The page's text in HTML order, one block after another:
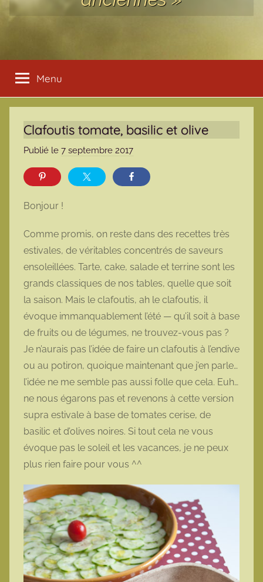
Menu
Clafoutis tomate, basilic et olive
Publié le 7 septembre 2017
a
o
t
e
Bonjour !
Comme promis, on reste dans des recettes très
estivales, de véritables concentrés de saveurs
ensoleillées. Tarte, cake, salade et terrine sont les
grands classiques de nos tables, quelle que soit
la saison. Mais le clafoutis, ah le clafoutis, il
évoque immanquablement l’été — qu’il soit à base
de fruits ou de légumes, ne trouvez-vous pas ?
Je n’aurais pas l’idée de faire un clafoutis à l’endive
ou au potiron, quoique maintenant que j’en parle…
l’idée ne me semble pas aussi folle que cela. Euh…
ne nous égarons pas et revenons à cette version
supra estivale à base de tomates cerise, de
basilic et d’olives noires. Si tout cela ne vous
évoque pas le soleil et les vacances, je ne peux
plus rien faire pour vous ^^